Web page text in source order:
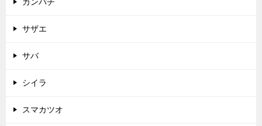
カンパチ
サザエ
サバ
シイラ
スマカツオ